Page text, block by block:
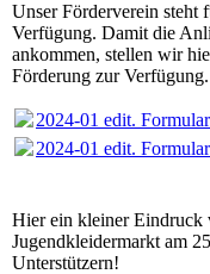
Unser Förderverein steht
Verfügung. Damit die
ankommen, stellen wir
Förderung zur Verfügung.
2024-01 edit.
2024-01 edit.
Hier ein kleiner Eindruck
Jugendkleidermarkt am
Unterstützern!